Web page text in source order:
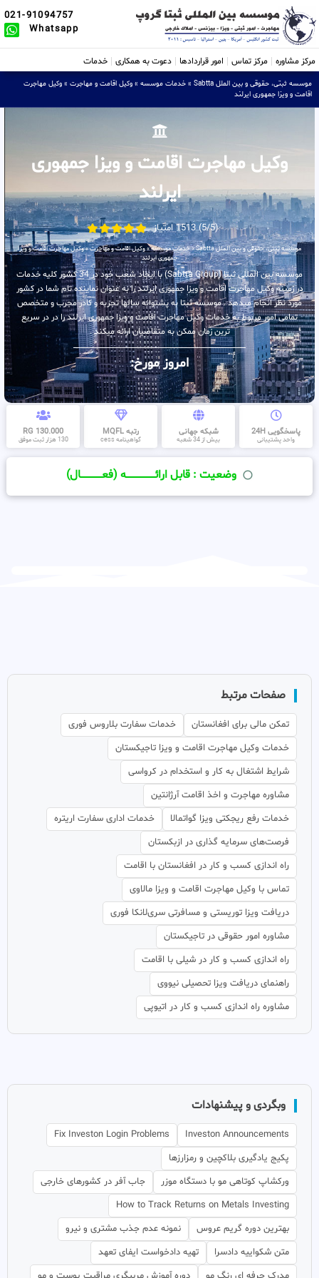
021-91094757
Whatsapp
مرکز مشاوره مرکز تماس امور قراردادها دعوت به همکاری خدمات
موسسه ثبتی، حقوقی و بین الملل Sabtta » خدمات موسسه » وکیل اقامت و مهاجرت » وکیل مهاجرت
اقامت و ویزا جمهوری ایرلند
وکیل مهاجرت اقامت و ویزا جمهوری
ایرلند
(5/5) 1513 امتیاز
موسسه ثبتی، حقوقی و بین الملل Sabtta »خدمات موسسه»وکیل اقامت و مهاجرت»وکیل مهاجرت اقامت و ویزا
جمهوری ایرلند
موسسه بین المللی ثبتا (Sabtta Group) با ایجاد شعب خود در 34 کشور کلیه خدمات
در زمینه وکیل مهاجرت اقامت و ویزا جمهوری ایرلند را به عنوان نماینده تام شما در کشور
مورد نظر انجام میدهد . موسسه ثبتا به پشتوانه سالها تجربه و کادر مجرب و متخصص
تمامی امور مربوط به خدمات وکیل مهاجرت اقامت و ویزا جمهوری ایرلند را در در سریع
ترین زمان ممکن به متقاضیان ارائه میکند .
امروز مورخ:
پاسخگویی 24H
واحد پشتیبانی
شبکه جهانی
بیش از 34 شعبه
رتبه MQFL
گواهینامه cess
130.000 RG
130 هزار ثبت موفق
وضعیت : قابل ارائــــــــــــــــــــه (فعـــــــــــــــال)
صفحات مرتبط
تمکن مالی برای افغانستان
خدمات سفارت بلاروس فوری
خدمات وکیل مهاجرت اقامت و ویزا تاجیکستان
شرایط اشتغال به کار و استخدام در کرواسی
مشاوره مهاجرت و اخذ اقامت آرژانتین
خدمات رفع ریجکتی ویزا گواتمالا
خدمات اداری سفارت اریتره
فرصت‌های سرمایه گذاری در ازبکستان
راه اندازی کسب و کار در افغانستان با اقامت
تماس با وکیل مهاجرت اقامت و ویزا مالاوی
دریافت ویزا توریستی و مسافرتی سری‌لانکا فوری
مشاوره امور حقوقی در تاجیکستان
راه اندازی کسب و کار در شیلی با اقامت
راهنمای دریافت ویزا تحصیلی نیووی
مشاوره راه اندازی کسب و کار در اتیوپی
وبگردی و پیشنهادات
Investon Announcements
Fix Investon Login Problems
پکیج یادگیری بلاکچین و رمزارزها
ورکشاپ کوتاهی مو با دستگاه موزر
جاب آفر در کشورهای خارجی
How to Track Returns on Metals Investing
بهترین دوره گریم عروس
نمونه عدم جذب مشتری و نیرو
متن شکواییه دادسرا
تهیه دادخواست ایفای تعهد